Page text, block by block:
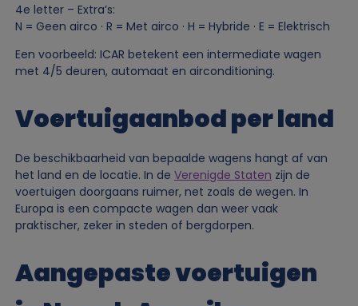
4e letter – Extra’s:
N = Geen airco · R = Met airco · H = Hybride · E = Elektrisch
Een voorbeeld: ICAR betekent een intermediate wagen
met 4/5 deuren, automaat en airconditioning.
Voertuigaanbod per land
De beschikbaarheid van bepaalde wagens hangt af van
het land en de locatie. In de Verenigde Staten zijn de
voertuigen doorgaans ruimer, net zoals de wegen. In
Europa is een compacte wagen dan weer vaak
praktischer, zeker in steden of bergdorpen.
Aangepaste voertuigen